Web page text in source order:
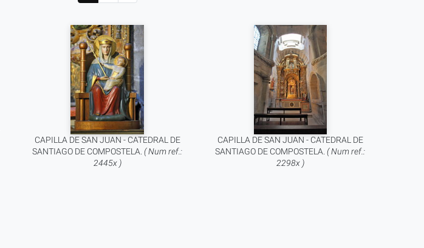
CAPILLA DE SAN JUAN - CATEDRAL DE
SANTIAGO DE COMPOSTELA.( Num ref.:
2445x )
CAPILLA DE SAN JUAN - CATEDRAL DE
SANTIAGO DE COMPOSTELA.( Num ref.:
2298x )